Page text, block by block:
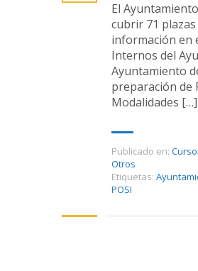
El
cubrir 71
información en
Internos del
Ayuntamiento
preparación de
Modalidades […]
Publicado en:
Otros
Etiquetas:
POSI